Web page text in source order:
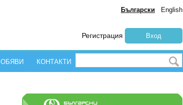
Български English
Регистрация Вход
ОБЯВИ КОНТАКТИ